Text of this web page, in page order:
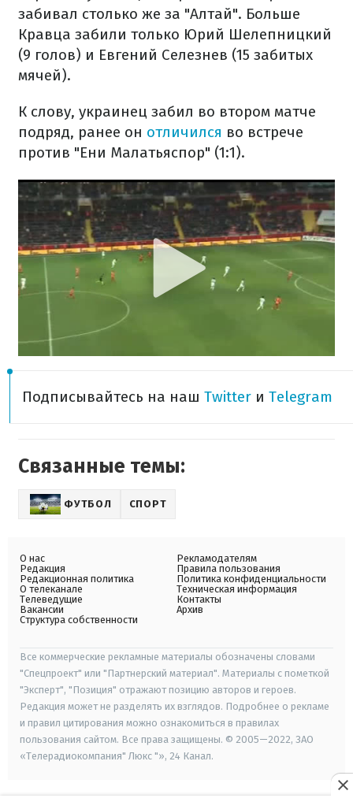
забивал столько же за "Алтай". Больше
Кравца забили только Юрий Шелепницкий
(9 голов) и Евгений Селезнев (15 забитых
мячей).
К слову, украинец забил во втором матче
подряд, ранее он отличился во встрече
против "Ени Малатьяспор" (1:1).
Подписывайтесь на наш Twitter и Telegram
Связанные темы:
ФУТБОЛ СПОРТ
О нас
Редакция
Редакционная политика
О телеканале
Телеведущие
Вакансии
Структура собственности
Рекламодателям
Правила пользования
Политика конфиденциальности
Техническая информация
Контакты
Архив
Все коммерческие рекламные материалы обозначены словами
"Спецпроект" или "Партнерский материал". Материалы с пометкой
"Эксперт", "Позиция" отражают позицию авторов и героев.
Редакция может не разделять их взглядов. Подробнее о рекламе
и правил цитирования можно ознакомиться в правилах
пользования сайтом. Все права защищены. © 2005—2022, ЗАО
«Телерадиокомпания" Люкс "», 24 Канал.